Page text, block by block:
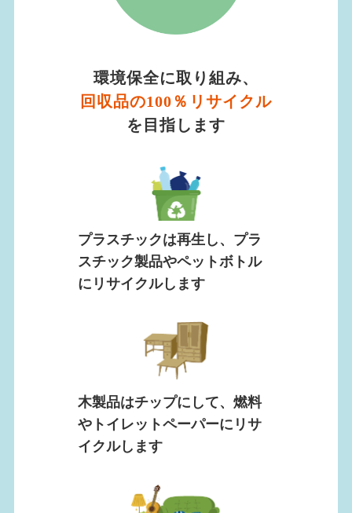
環境保全に取り組み、
回収品の100％リサイクル
を目指します
プラスチックは再生し、プラ
スチック製品やペットボトル
にリサイクルします
木製品はチップにして、燃料
やトイレットペーパーにリサ
イクルします